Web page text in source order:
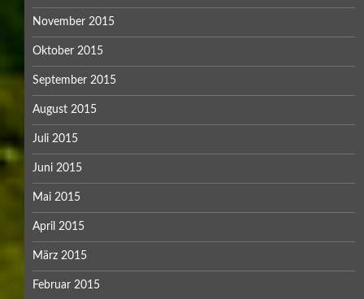
November 2015
Oktober 2015
September 2015
August 2015
Juli 2015
Juni 2015
Mai 2015
April 2015
März 2015
Februar 2015